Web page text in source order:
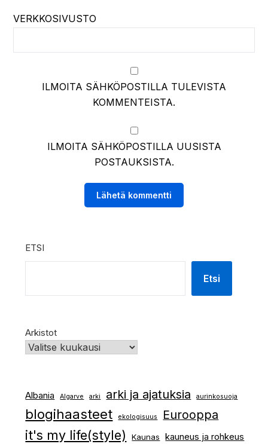
VERKKOSIVUSTO
ILMOITA SÄHKÖPOSTILLA TULEVISTA
KOMMENTEISTA.
ILMOITA SÄHKÖPOSTILLA UUSISTA
POSTAUKSISTA.
ETSI
Etsi
Arkistot
Albania Algarve arki arki ja ajatuksia aurinkosuoja
blogihaasteet ekologisuus Eurooppa
it's my life(style) Kaunas kauneus ja rohkeus